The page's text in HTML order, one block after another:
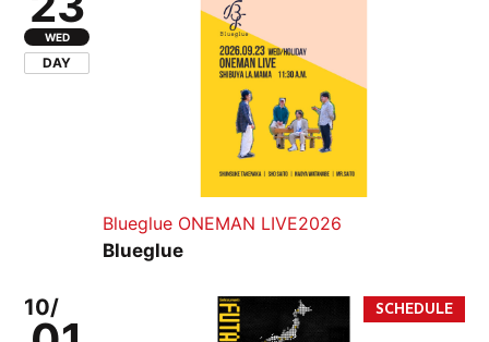
WED
DAY
Blueglue ONEMAN LIVE2026
Blueglue
10/